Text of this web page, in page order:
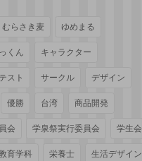
むらさき麦 ゆめまる
くん キャラクター
スト サークル デザイン
優勝 台湾 商品開発
会 学泉祭実行委員会 学生会
育学科 栄養士 生活デザイン